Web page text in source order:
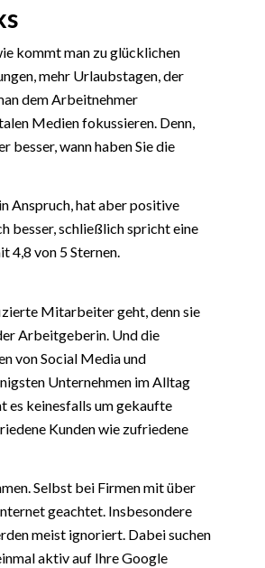
kommt man zu glücklichen
mehr Urlaubstagen, der
dem Arbeitnehmer
Medien fokussieren. Denn,
besser, wann haben Sie die
Anspruch, hat aber positive
besser, schließlich spricht eine
4,8 von 5 Sternen.
Mitarbeiter geht, denn sie
Arbeitgeberin. Und die
von Social Media und
Unternehmen im Alltag
es keinesfalls um gekaufte
Kunden wie zufriedene
Selbst bei Firmen mit über
geachtet. Insbesondere
meist ignoriert. Dabei suchen
aktiv auf Ihre Google